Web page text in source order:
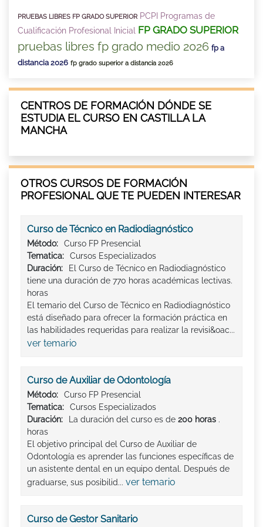
PRUEBAS LIBRES FP GRADO SUPERIOR PCPI Programas de
Cualificación Profesional Inicial
FP GRADO SUPERIOR
pruebas libres fp grado medio 2026 fp a
distancia 2026 fp grado superior a distancia 2026
CENTROS DE FORMACIÓN DÓNDE SE
ESTUDIA EL CURSO EN CASTILLA LA
MANCHA
OTROS CURSOS DE FORMACIÓN
PROFESIONAL QUE TE PUEDEN INTERESAR
Curso de Técnico en Radiodiagnóstico
Método:
Curso FP Presencial
Tematica:
Cursos Especializados
Duración:
El Curso de Técnico en Radiodiagnóstico
tiene una duración de 770 horas académicas lectivas.
horas
El temario del Curso de Técnico en Radiodiagnóstico
está diseñado para ofrecer la formación práctica en
las habilidades requeridas para realizar la revisi&oac...
ver temario
Curso de Auxiliar de Odontología
Método:
Curso FP Presencial
Tematica:
Cursos Especializados
Duración:
La duración del curso es de 200 horas .
horas
El objetivo principal del Curso de Auxiliar de
Odontología es aprender las funciones específicas de
un asistente dental en un equipo dental. Después de
graduarse, sus posibilid... ver temario
Curso de Gestor Sanitario